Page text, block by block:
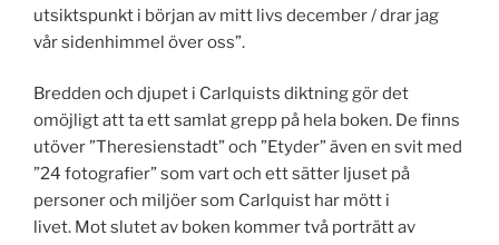
utsiktspunkt i början av mitt livs december / drar jag
vår sidenhimmel över oss”.
Bredden och djupet i Carlquists diktning gör det
omöjligt att ta ett samlat grepp på hela boken. De finns
utöver ”Theresienstadt” och ”Etyder” även en svit med
”24 fotografier” som vart och ett sätter ljuset på
personer och miljöer som Carlquist har mött i
livet. Mot slutet av boken kommer två porträtt av